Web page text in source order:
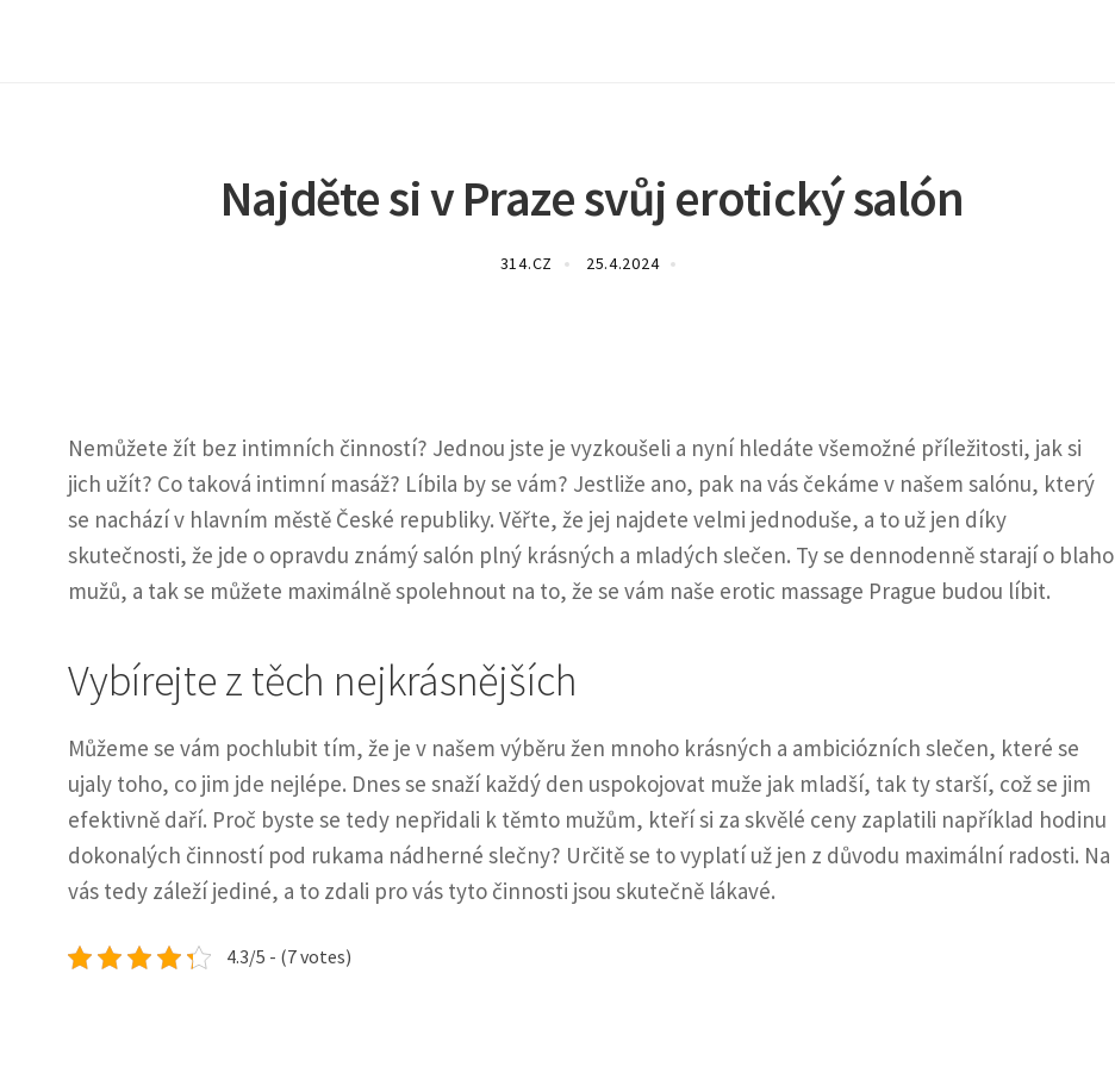
Najděte si v Praze svůj erotický salón
314.CZ 25.4.2024
Nemůžete žít bez intimních činností? Jednou jste je vyzkoušeli a nyní hledáte všemožné příležitosti, jak si
jich užít? Co taková intimní masáž? Líbila by se vám? Jestliže ano, pak na vás čekáme v našem salónu, který
se nachází v hlavním městě České republiky. Věřte, že jej najdete velmi jednoduše, a to už jen díky
skutečnosti, že jde o opravdu známý salón plný krásných a mladých slečen. Ty se dennodenně starají o blaho
mužů, a tak se můžete maximálně spolehnout na to, že se vám naše erotic massage Prague budou líbit.
Vybírejte z těch nejkrásnějších
Můžeme se vám pochlubit tím, že je v našem výběru žen mnoho krásných a ambiciózních slečen, které se
ujaly toho, co jim jde nejlépe. Dnes se snaží každý den uspokojovat muže jak mladší, tak ty starší, což se jim
efektivně daří. Proč byste se tedy nepřidali k těmto mužům, kteří si za skvělé ceny zaplatili například hodinu
dokonalých činností pod rukama nádherné slečny? Určitě se to vyplatí už jen z důvodu maximální radosti. Na
vás tedy záleží jediné, a to zdali pro vás tyto činnosti jsou skutečně lákavé.
4.3/5 - (7 votes)